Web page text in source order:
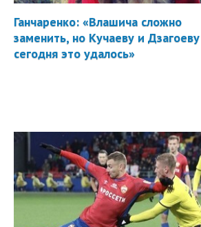
Ганчаренко: «Влашича сложно
заменить, но Кучаеву и Дзагоеву
сегодня это удалось»